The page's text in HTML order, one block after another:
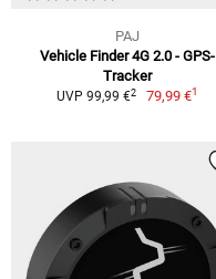
PAJ
Vehicle Finder 4G 2.0 - GPS-
Tracker
UVP 99,99 €2 79,99 €1